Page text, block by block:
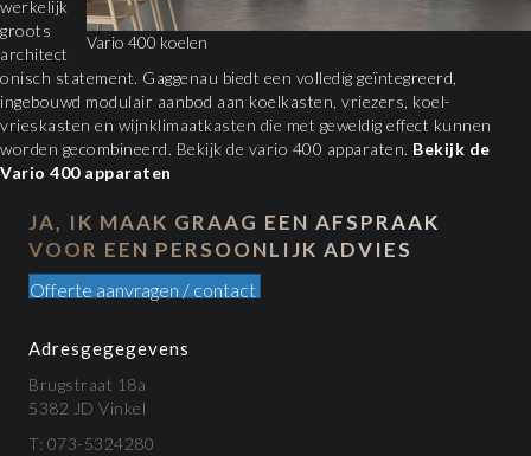
Vario 400 koelen
werkelijk
groots
architect
onisch statement. Gaggenau biedt een volledig geïntegreerd,
ingebouwd modulair aanbod aan koelkasten, vriezers, koel-
vrieskasten en wijnklimaatkasten die met geweldig effect kunnen
worden gecombineerd. Bekijk de vario 400 apparaten. Bekijk de
Vario 400 apparaten
JA, IK MAAK GRAAG EEN AFSPRAAK
VOOR EEN PERSOONLIJK ADVIES
Offerte aanvragen / contact
Adresgegegevens
Brugstraat 18a
5382 JD Vinkel
T: 073-5324280